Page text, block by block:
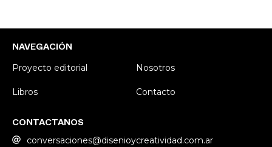
NAVEGACIÓN
Proyecto editorial Nosotros
Libros Contacto
CONTACTANOS
conversaciones@disenioycreatividad.com.ar